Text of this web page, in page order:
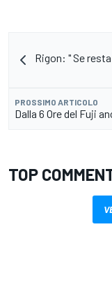
Rigon: " Se
PROSSIMO ARTICOLO
Dalla 6 Ore del Fuji
TOP